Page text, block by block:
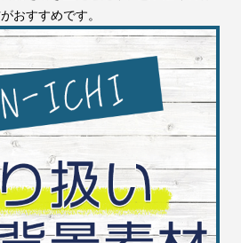
おすすめです。